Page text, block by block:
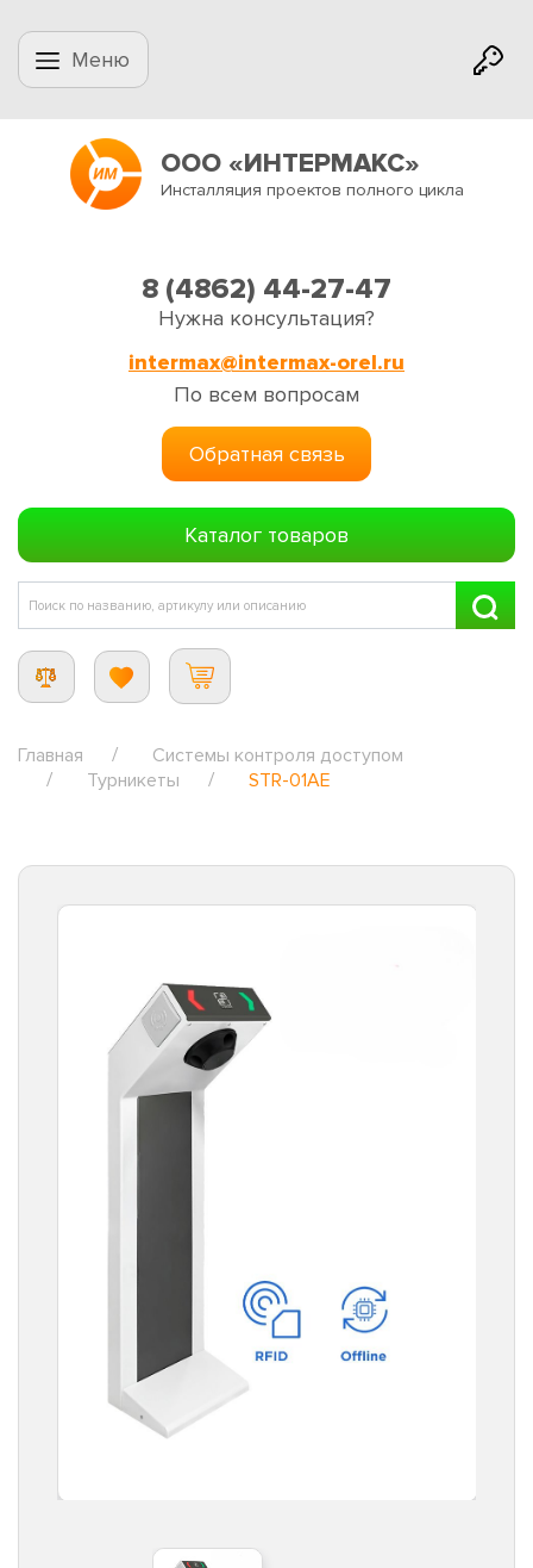
Меню
ООО «ИНТЕРМАКС»
Инсталляция проектов полного цикла
8 (4862) 44-27-47
Нужна консультация?
intermax@intermax-orel.ru
По всем вопросам
Обратная связь
Каталог товаров
Главная
Системы контроля доступом
Турникеты
STR-01AE